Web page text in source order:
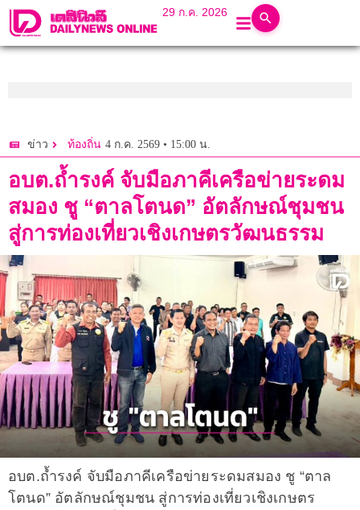
29 ก.ค. 2026
ข่าว ท้องถิ่น 4 ก.ค. 2569 • 15:00 น.
อบต.ถ้ำรงค์ จับมือภาคีเครือข่ายระดม
สมอง ชู “ตาลโตนด” อัตลักษณ์ชุมชน
สู่การท่องเที่ยวเชิงเกษตรวัฒนธรรม
อบต.ถ้ำรงค์ จับมือภาคีเครือข่ายระดมสมอง ชู “ตาล
โตนด” อัตลักษณ์ชุมชน สู่การท่องเที่ยวเชิงเกษตร